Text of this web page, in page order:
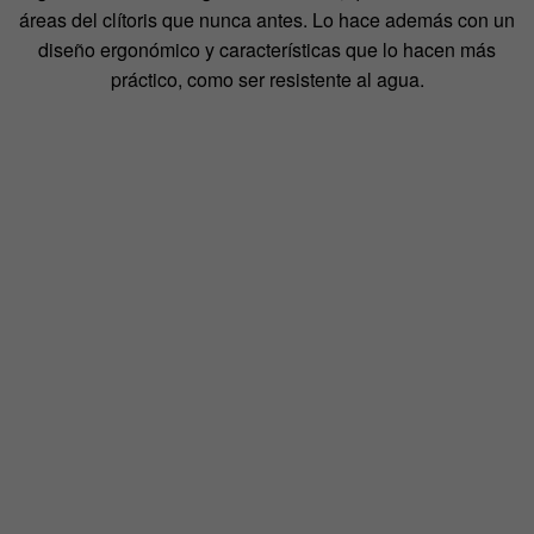
áreas del clítoris que nunca antes. Lo hace además con un
diseño ergonómico y características que lo hacen más
práctico, como ser resistente al agua.